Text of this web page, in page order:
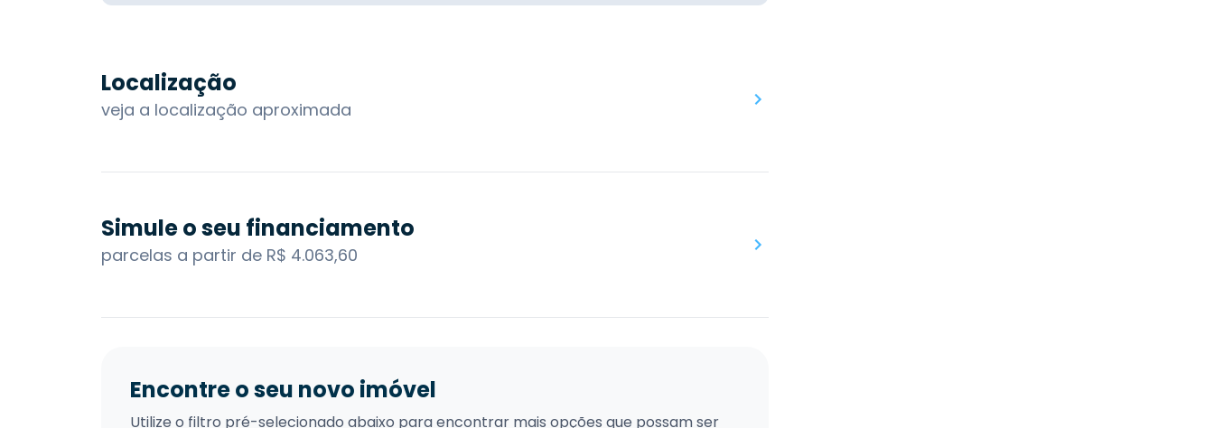
Localização
veja a localização aproximada
Simule o seu financiamento
parcelas a partir de R$ 4.063,60
Encontre o seu novo imóvel
Utilize o filtro pré-selecionado abaixo para encontrar mais opções que possam ser